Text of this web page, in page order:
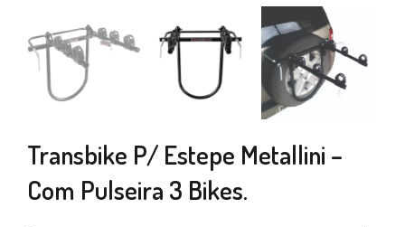
Transbike P/ Estepe Metallini –
Com Pulseira 3 Bikes.